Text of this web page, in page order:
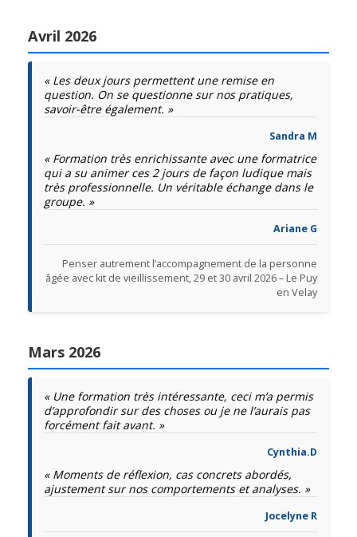
Avril 2026
« Les deux jours permettent une remise en
question. On se questionne sur nos pratiques,
savoir-être également. »
Sandra M
« Formation très enrichissante avec une formatrice
qui a su animer ces 2 jours de façon ludique mais
très professionnelle. Un véritable échange dans le
groupe. »
Ariane G
Penser autrement l’accompagnement de la personne
âgée avec kit de vieillissement, 29 et 30 avril 2026 – Le Puy
en Velay
Mars 2026
« Une formation très intéressante, ceci m’a permis
d’approfondir sur des choses ou je ne l’aurais pas
forcément fait avant. »
Cynthia.D
« Moments de réflexion, cas concrets abordés,
ajustement sur nos comportements et analyses. »
Jocelyne R